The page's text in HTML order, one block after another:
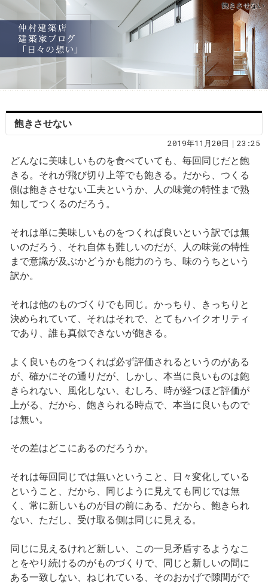
飽きさせない
飽きさせない
2019年11月20日｜23:25
どんなに美味しいものを食べていても、毎回同じだと飽
きる。それが飛び切り上等でも飽きる。だから、つくる
側は飽きさせない工夫というか、人の味覚の特性まで熟
知してつくるのだろう。
それは単に美味しいものをつくれば良いという訳では無
いのだろう、それ自体も難しいのだが、人の味覚の特性
まで意識が及ぶかどうかも能力のうち、味のうちという
訳か。
それは他のものづくりでも同じ。かっちり、きっちりと
決められていて、それはそれで、とてもハイクオリティ
であり、誰も真似できないが飽きる。
よく良いものをつくれば必ず評価されるというのがある
が、確かにその通りだが、しかし、本当に良いものは飽
きられない、風化しない、むしろ、時が経つほど評価が
上がる、だから、飽きられる時点で、本当に良いもので
は無い。
その差はどこにあるのだろうか。
それは毎回同じでは無いということ、日々変化している
ということ、だから、同じように見えても同じでは無
く、常に新しいものが目の前にある、だから、飽きられ
ない、ただし、受け取る側は同じに見える。
同じに見えるけれど新しい、この一見矛盾するようなこ
とをやり続けるのがものづくりで、同じと新しいの間に
ある一致しない、ねじれている、そのおかげで隙間がで